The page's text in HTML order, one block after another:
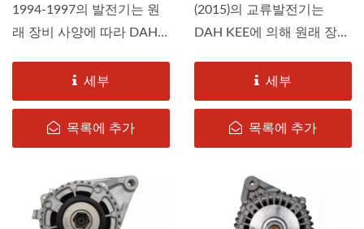
1994-1997의 발전기는 원
래 장비 사양에 따라 DAH
세부
목록에 추가
(2015)의 교류발전기는
DAH KEE에 의해 원래 장비
세부
목록에 추가